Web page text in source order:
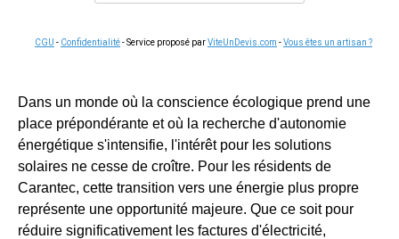
CGU - Confidentialité- Service proposé parViteUnDevis.com -Vous êtes un artisan ?
Dans un monde où la conscience écologique prend une
place prépondérante et où la recherche d'autonomie
énergétique s'intensifie, l'intérêt pour les solutions
solaires ne cesse de croître. Pour les résidents de
Carantec, cette transition vers une énergie plus propre
représente une opportunité majeure. Que ce soit pour
réduire significativement les factures d'électricité,